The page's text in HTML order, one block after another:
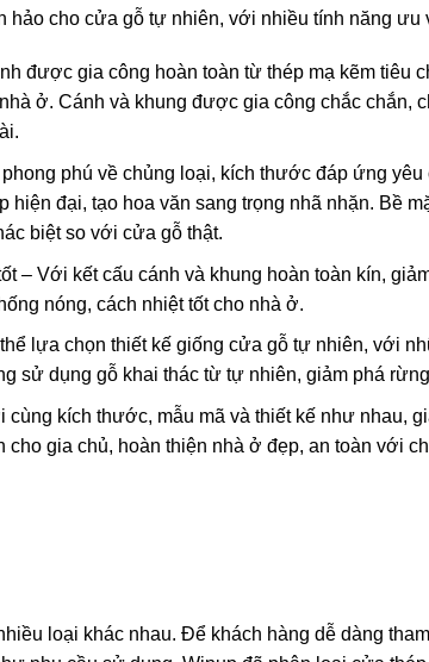
hảo cho cửa gỗ tự nhiên, với nhiều tính năng ưu
được gia công hoàn toàn từ thép mạ kẽm tiêu
ở. Cánh và khung được gia công chắc chắn,
phú về chủng loại, kích thước đáp ứng yêu
hiện đại, tạo hoa văn sang trọng nhã nhặn. Bề
biệt so với cửa gỗ thật.
– Với kết cấu cánh và khung hoàn toàn kín,
nóng, cách nhiệt tốt cho nhà ở.
lựa chọn thiết kế giống cửa gỗ tự nhiên, với
sử dụng gỗ khai thác từ tự nhiên, giảm phá
kích thước, mẫu mã và thiết kế như nhau,
gia chủ, hoàn thiện nhà ở đẹp, an toàn với
loại khác nhau. Để khách hàng dễ dàng